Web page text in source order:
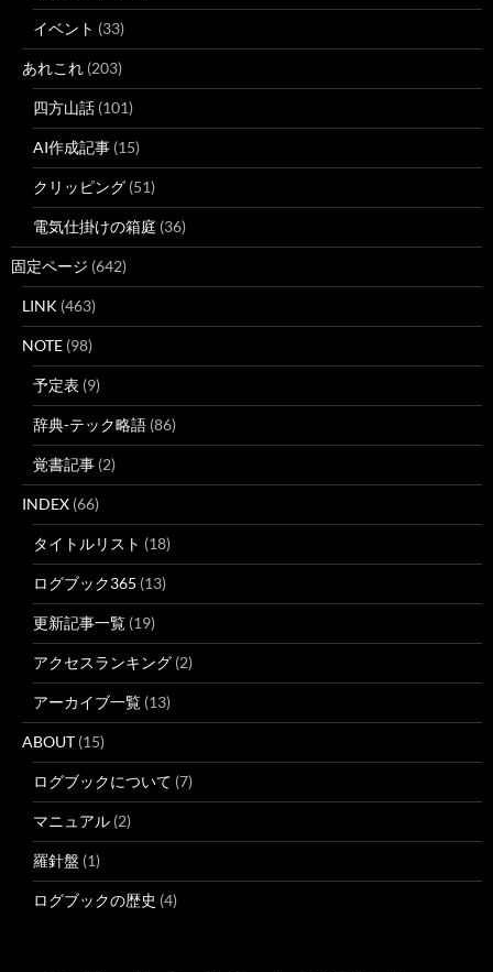
イベント (33)
あれこれ (203)
四方山話 (101)
AI作成記事 (15)
クリッピング (51)
電気仕掛けの箱庭 (36)
固定ページ (642)
LINK (463)
NOTE (98)
予定表 (9)
辞典-テック略語 (86)
覚書記事 (2)
INDEX (66)
タイトルリスト (18)
ログブック365 (13)
更新記事一覧 (19)
アクセスランキング (2)
アーカイブ一覧 (13)
ABOUT (15)
ログブックについて (7)
マニュアル (2)
羅針盤 (1)
ログブックの歴史 (4)